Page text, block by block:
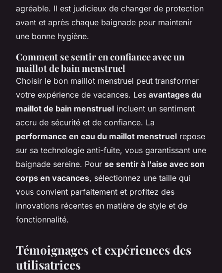
agréable. Il est judicieux de changer de protection
avant et après chaque baignade pour maintenir
une bonne hygiène.
Comment se sentir en confiance avec un
maillot de bain menstruel
Choisir le bon maillot menstruel peut transformer
votre expérience de vacances. Les avantages du
maillot de bain menstruel incluent un sentiment
accru de sécurité et de confiance. La
performance en eau du maillot menstruel repose
sur sa technologie anti-fuite, vous garantissant une
baignade sereine. Pour se sentir à l'aise avec son
corps en vacances, sélectionnez une taille qui
vous convient parfaitement et profitez des
innovations récentes en matière de style et de
fonctionnalité.
Témoignages et expériences des
utilisatrices